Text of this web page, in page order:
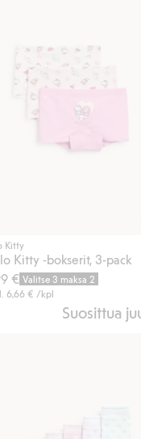
Kitty
Kitty -bokserit, 3-pack
€ Valitse 3 maksa 2
6,66 € /kpl
Suosittua